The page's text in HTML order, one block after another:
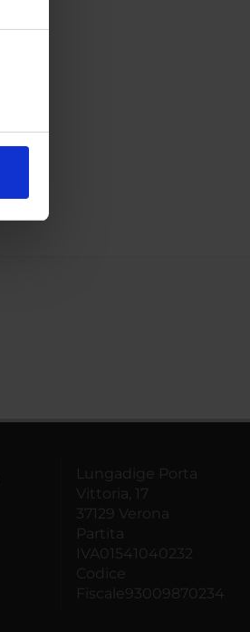
Lungadige Porta
Vittoria, 17
37129 Verona
Partita
IVA01541040232
Codice
Fiscale93009870234